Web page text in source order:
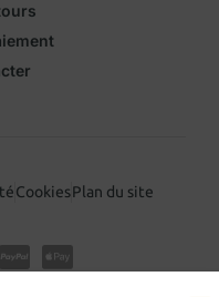
CookiesPlan du site